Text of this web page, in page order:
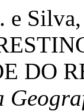
e
DO